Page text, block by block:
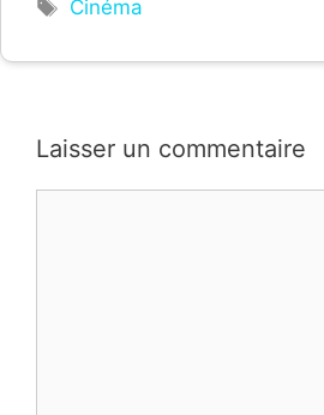
Cinéma
Laisser un commentaire